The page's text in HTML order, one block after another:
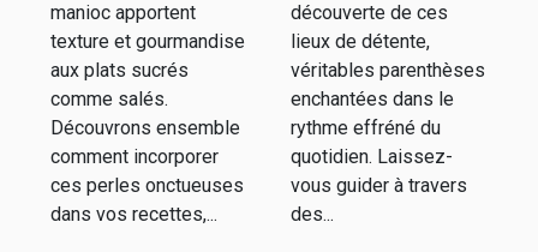
manioc apportent
texture et gourmandise
aux plats sucrés
comme salés.
Découvrons ensemble
comment incorporer
ces perles onctueuses
dans vos recettes,...
découverte de ces
lieux de détente,
véritables parenthèses
enchantées dans le
rythme effréné du
quotidien. Laissez-
vous guider à travers
des...